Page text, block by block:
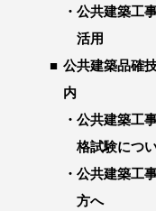
公共建築工
活用
公共建築品確
内
公共建築工
格試験につ
公共建築工
方へ